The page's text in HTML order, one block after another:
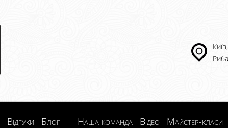
Відгуки Блог Наша команда Відео Майстер-класи